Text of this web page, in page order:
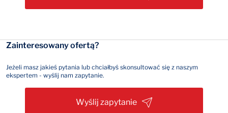
Zainteresowany ofertą?
Jeżeli masz jakieś pytania lub chciałbyś skonsultować się z naszym
ekspertem - wyślij nam zapytanie.
Wyślij zapytanie